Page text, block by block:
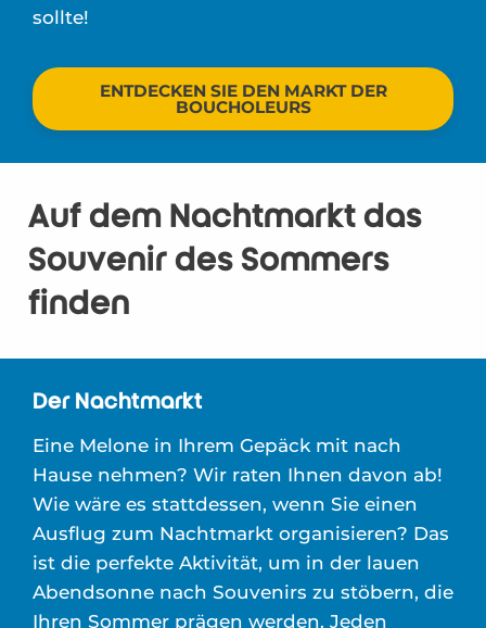
sollte!
ENTDECKEN SIE DEN MARKT DER
BOUCHOLEURS
Auf dem Nachtmarkt das
Souvenir des Sommers
finden
Der Nachtmarkt
Eine Melone in Ihrem Gepäck mit nach
Hause nehmen? Wir raten Ihnen davon ab!
Wie wäre es stattdessen, wenn Sie einen
Ausflug zum Nachtmarkt organisieren? Das
ist die perfekte Aktivität, um in der lauen
Abendsonne nach Souvenirs zu stöbern, die
Ihren Sommer prägen werden. Jeden